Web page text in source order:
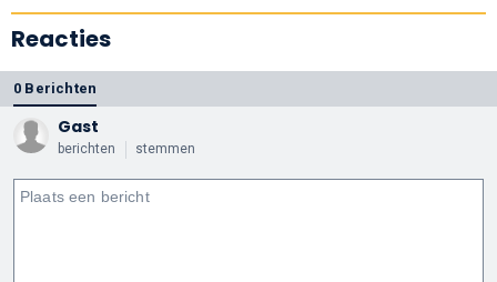
Reacties
0 Berichten
Gast
berichten stemmen